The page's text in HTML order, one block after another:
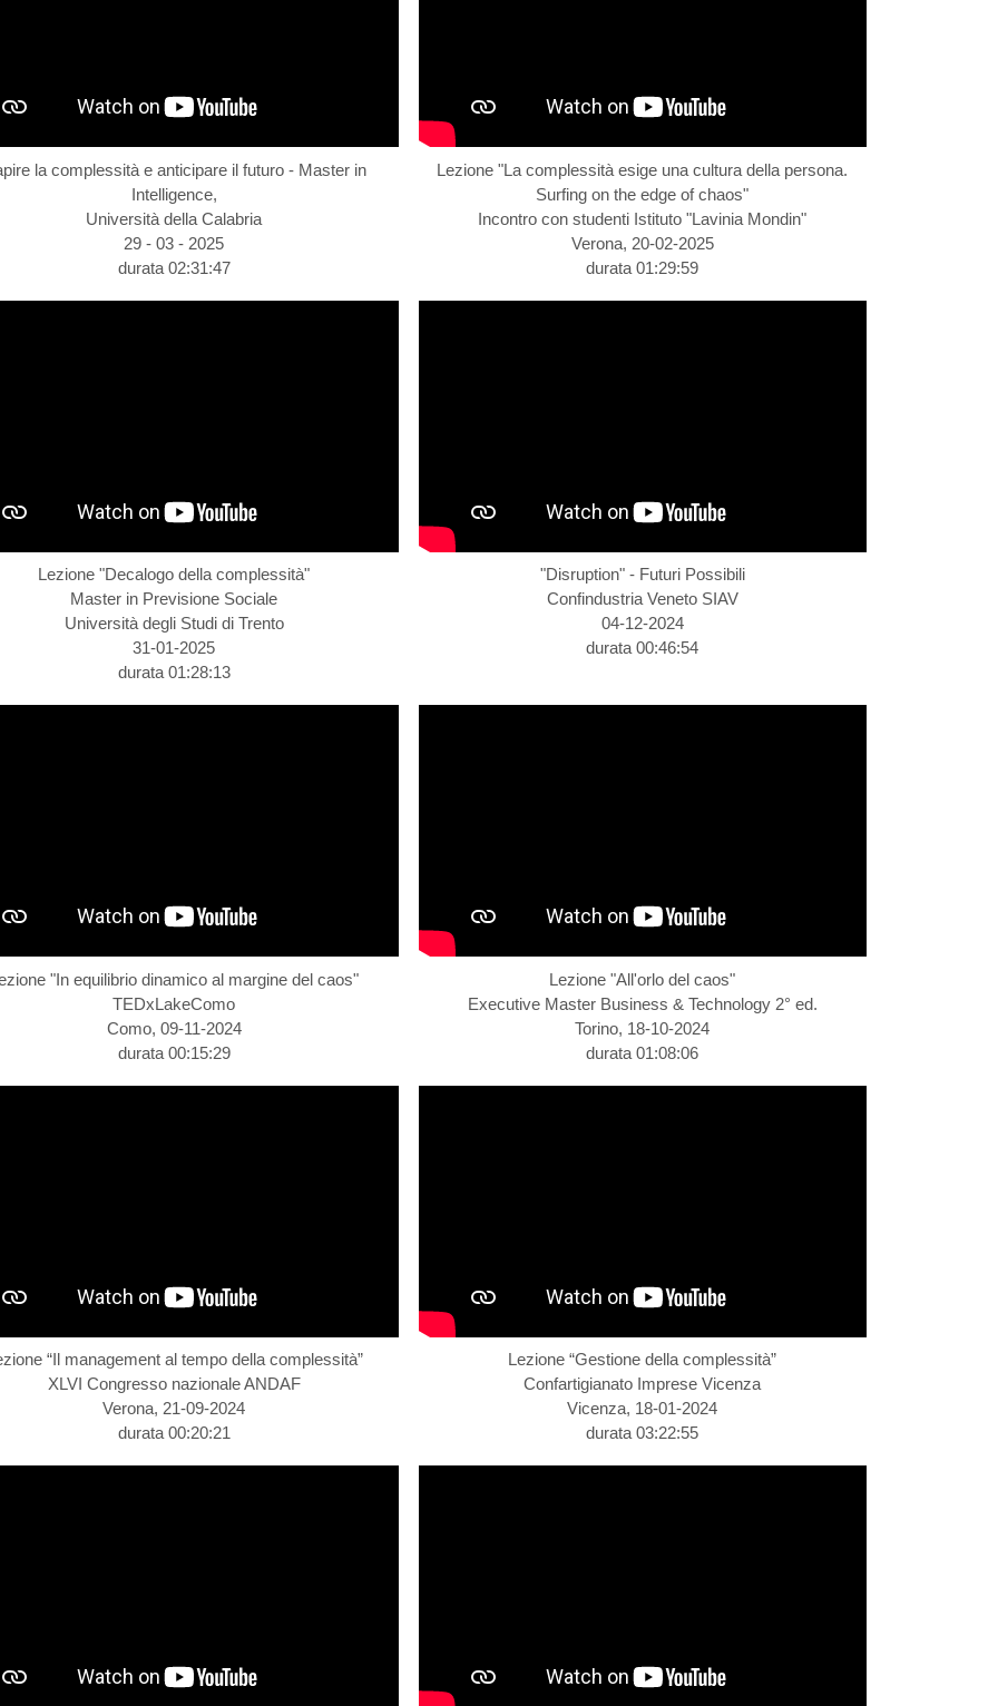
la complessità e anticipare il futuro - Master in
Intelligence,
Università della Calabria
29 - 03 - 2025
durata 02:31:47
Lezione "La complessità esige una cultura della persona.
Surfing on the edge of chaos"
Incontro con studenti Istituto "Lavinia Mondin"
Verona, 20-02-2025
durata 01:29:59
Lezione "Decalogo della complessità"
Master in Previsione Sociale
Università degli Studi di Trento
31-01-2025
durata 01:28:13
"Disruption" - Futuri Possibili
Confindustria Veneto SIAV
04-12-2024
durata 00:46:54
"In equilibrio dinamico al margine del caos"
TEDxLakeComo
Como, 09-11-2024
durata 00:15:29
Lezione "All'orlo del caos"
Executive Master Business & Technology 2° ed.
Torino, 18-10-2024
durata 01:08:06
“Il management al tempo della complessità”
XLVI Congresso nazionale ANDAF
Verona, 21-09-2024
durata 00:20:21
Lezione “Gestione della complessità”
Confartigianato Imprese Vicenza
Vicenza, 18-01-2024
durata 03:22:55